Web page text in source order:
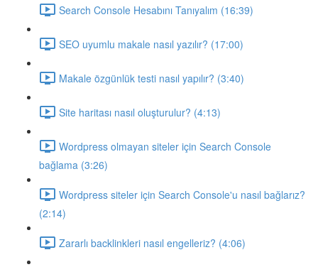
Search Console Hesabını Tanıyalım (16:39)
SEO uyumlu makale nasıl yazılır? (17:00)
Makale özgünlük testi nasıl yapılır? (3:40)
Site haritası nasıl oluşturulur? (4:13)
Wordpress olmayan siteler için Search Console
bağlama (3:26)
Wordpress siteler için Search Console'u nasıl bağlarız?
(2:14)
Zararlı backlinkleri nasıl engelleriz? (4:06)